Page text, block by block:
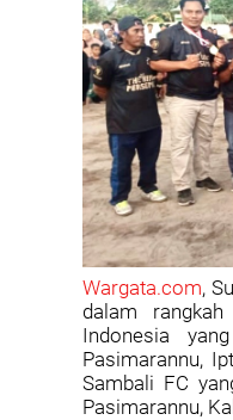
Wargata.com,
dalam
Indonesia
Pasimarannu,
Sambali FC
Pasimarannu,